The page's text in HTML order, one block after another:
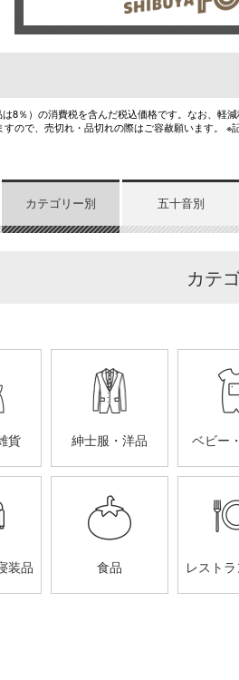
8％）の消費税を含んだ税込価格です。なお、
ので、売切れ・品切れの際はご容赦願います。 ※
カテゴリー別 五十音別
カテ
貨 紳士服・洋品 ベビー
装品 食品 レスト